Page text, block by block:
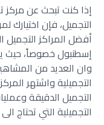
إذا كنت تبحث عن مركز
التجميل، فإن
أفضل المراكز
إسطنبول خصوصاً، حيث
وان العديد من
التجميلية واشتهر
التجميل الدقيقة
التجميلية التي تحتاج